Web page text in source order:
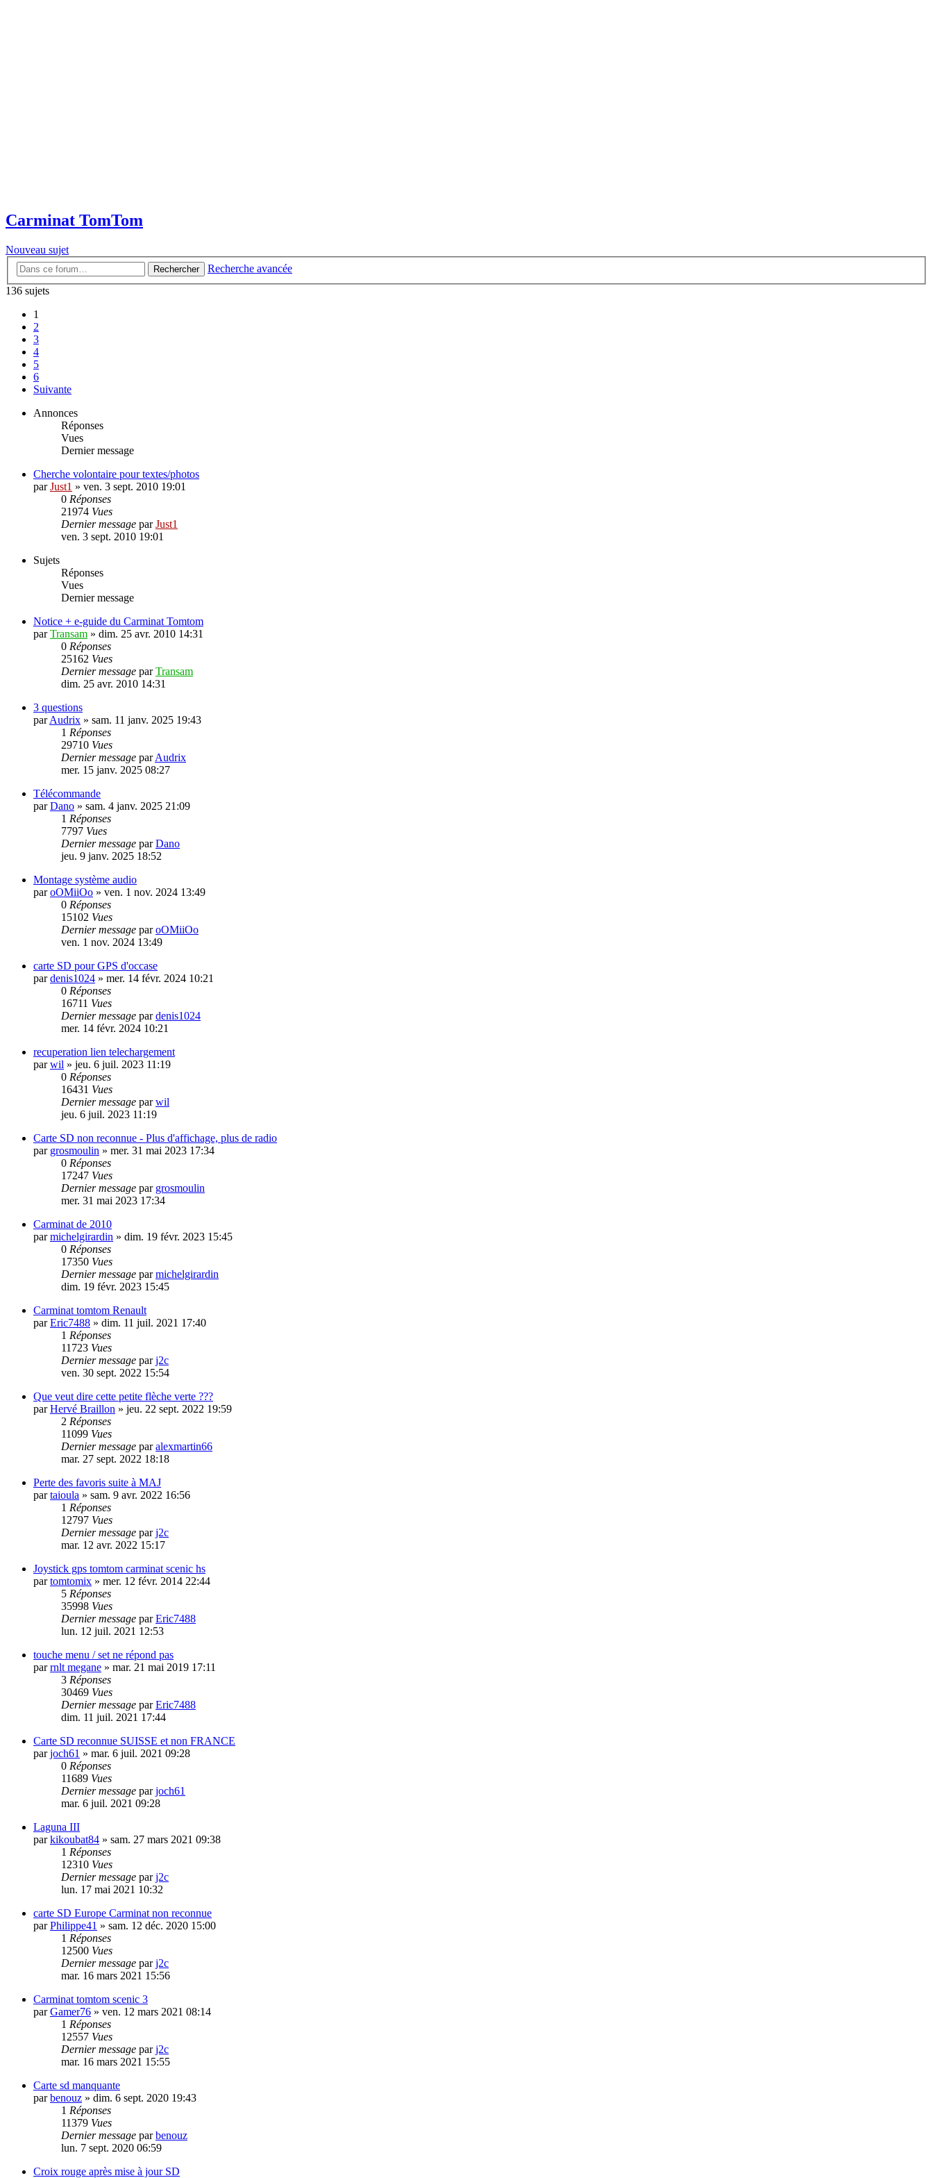
Carminat TomTom
Nouveau sujet
Rechercher
Recherche avancée
136 sujets
1
2
3
4
5
6
Suivante
Annonces
Réponses
Vues
Dernier message
Cherche volontaire pour textes/photos
parJust1 » ven. 3 sept. 2010 19:01
0 Réponses
21974 Vues
Dernier message parJust1
ven. 3 sept. 2010 19:01
Sujets
Réponses
Vues
Dernier message
Notice + e-guide du Carminat Tomtom
parTransam » dim. 25 avr. 2010 14:31
0 Réponses
25162 Vues
Dernier message parTransam
dim. 25 avr. 2010 14:31
3 questions
parAudrix » sam. 11 janv. 2025 19:43
1 Réponses
29710 Vues
Dernier message parAudrix
mer. 15 janv. 2025 08:27
Télécommande
parDano » sam. 4 janv. 2025 21:09
1 Réponses
7797 Vues
Dernier message parDano
jeu. 9 janv. 2025 18:52
Montage système audio
paroOMiiOo » ven. 1 nov. 2024 13:49
0 Réponses
15102 Vues
Dernier message paroOMiiOo
ven. 1 nov. 2024 13:49
carte SD pour GPS d'occase
pardenis1024 » mer. 14 févr. 2024 10:21
0 Réponses
16711 Vues
Dernier message pardenis1024
mer. 14 févr. 2024 10:21
recuperation lien telechargement
parwil » jeu. 6 juil. 2023 11:19
0 Réponses
16431 Vues
Dernier message parwil
jeu. 6 juil. 2023 11:19
Carte SD non reconnue - Plus d'affichage, plus de radio
par grosmoulin » mer. 31 mai 2023 17:34
0 Réponses
17247 Vues
Dernier message par grosmoulin
mer. 31 mai 2023 17:34
Carminat de 2010
parmichelgirardin » dim. 19 févr. 2023 15:45
0 Réponses
17350 Vues
Dernier message parmichelgirardin
dim. 19 févr. 2023 15:45
Carminat tomtom Renault
parEric7488 » dim. 11 juil. 2021 17:40
1 Réponses
11723 Vues
Dernier message parj2c
ven. 30 sept. 2022 15:54
Que veut dire cette petite flèche verte ???
parHervé Braillon » jeu. 22 sept. 2022 19:59
2 Réponses
11099 Vues
Dernier message paralexmartin66
mar. 27 sept. 2022 18:18
Perte des favoris suite à MAJ
partaioula » sam. 9 avr. 2022 16:56
1 Réponses
12797 Vues
Dernier message parj2c
mar. 12 avr. 2022 15:17
Joystick gps tomtom carminat scenic hs
partomtomix » mer. 12 févr. 2014 22:44
5 Réponses
35998 Vues
Dernier message parEric7488
lun. 12 juil. 2021 12:53
touche menu / set ne répond pas
parrnlt megane » mar. 21 mai 2019 17:11
3 Réponses
30469 Vues
Dernier message parEric7488
dim. 11 juil. 2021 17:44
Carte SD reconnue SUISSE et non FRANCE
parjoch61 » mar. 6 juil. 2021 09:28
0 Réponses
11689 Vues
Dernier message parjoch61
mar. 6 juil. 2021 09:28
Laguna III
parkikoubat84 » sam. 27 mars 2021 09:38
1 Réponses
12310 Vues
Dernier message parj2c
lun. 17 mai 2021 10:32
carte SD Europe Carminat non reconnue
parPhilippe41 » sam. 12 déc. 2020 15:00
1 Réponses
12500 Vues
Dernier message parj2c
mar. 16 mars 2021 15:56
Carminat tomtom scenic 3
parGamer76 » ven. 12 mars 2021 08:14
1 Réponses
12557 Vues
Dernier message parj2c
mar. 16 mars 2021 15:55
Carte sd manquante
parbenouz » dim. 6 sept. 2020 19:43
1 Réponses
11379 Vues
Dernier message parbenouz
lun. 7 sept. 2020 06:59
Croix rouge après mise à jour SD